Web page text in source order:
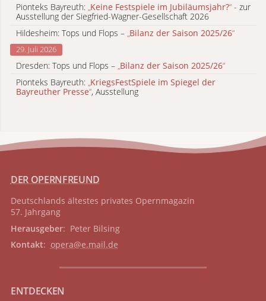
Pionteks Bayreuth: „Keine Festspiele im Jubiläumsjahr?“ - zur
Ausstellung der Siegfried-Wagner-Gesellschaft 2026
Hildesheim: Tops und Flops – „Bilanz der Saison 2025/26“
29. Juli 2026
Dresden: Tops und Flops – Bilanz der Saison 2025/26“
Pionteks Bayreuth: KriegsFestSpiele im Spiegel der
Bayreuther Presse“, Ausstellung
DER OPERNFREUND
Deutschlands ältestes privates Opernmagazin
57. Jahrgang
Herausgeber: Peter Bilsing
Kontakt: opera@e.mail.de
ENTDECKEN